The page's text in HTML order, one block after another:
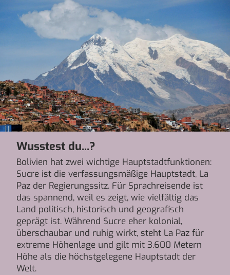
Wusstest du...?
Bolivien hat zwei wichtige Hauptstadtfunktionen:
Sucre ist die verfassungsmäßige Hauptstadt, La
Paz der Regierungssitz. Für Sprachreisende ist
das spannend, weil es zeigt, wie vielfältig das
Land politisch, historisch und geografisch
geprägt ist. Während Sucre eher kolonial,
überschaubar und ruhig wirkt, steht La Paz für
extreme Höhenlage und gilt mit 3.600 Metern
Höhe als die höchstgelegene Hauptstadt der
Welt.